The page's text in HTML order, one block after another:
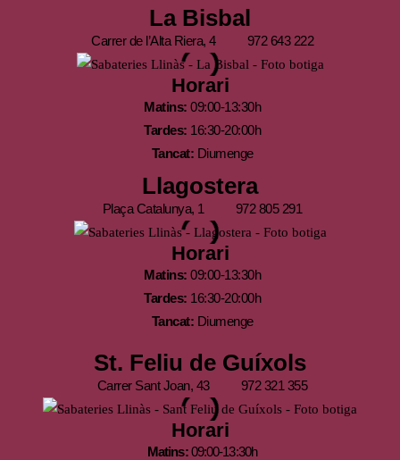
La Bisbal
Carrer de l’Alta Riera, 4 972 643 222
Horari
Matins: 09:00-13:30h
Tardes: 16:30-20:00h
Tancat: Diumenge
Llagostera
Plaça Catalunya, 1 972 805 291
Horari
Matins: 09:00-13:30h
Tardes: 16:30-20:00h
Tancat: Diumenge
St. Feliu de Guíxols
Carrer Sant Joan, 43 972 321 355
Horari
Matins:09:00-13:30h